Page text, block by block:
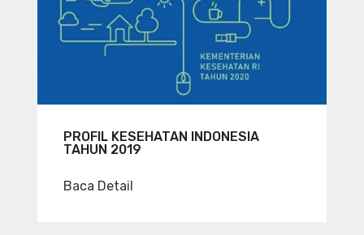
PROFIL KESEHATAN INDONESIA
TAHUN 2019
Baca Detail